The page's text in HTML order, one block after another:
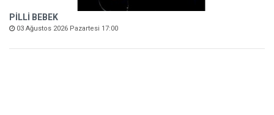
PİLLİ BEBEK
03 Ağustos 2026 Pazartesi 17:00